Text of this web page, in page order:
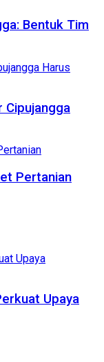
Bentuk Tim
Cipujangga
Pertanian
Upaya